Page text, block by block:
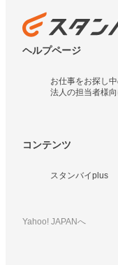
ヘルプページ
お仕事をお探し
法人の担当者様
コンテンツ
スタンバイplus
Yahoo! JAPANへ